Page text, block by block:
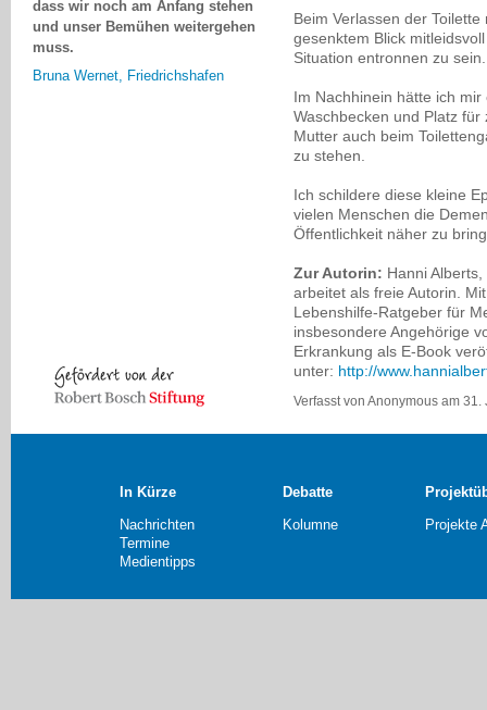
Beim Verlassen der
gesenktem Blick
Situation entronnen zu sein.
Im Nachhinein hätte ich
Waschbecken und Platz
Mutter auch beim
zu stehen.
Ich schildere diese kleine
vielen Menschen die
Öffentlichkeit näher zu
Zur Autorin: Hanni
arbeitet als freie Autorin.
Lebenshilfe-Ratgeber für
insbesondere Angehörige
Erkrankung als E-Book
unter: http://
Verfasst von Anonymous am
und unser Bemühen weitergehen
muss.
In Kürze
Nachrichten
Termine
Medientipps
Debatte
Kolumne
Projekte